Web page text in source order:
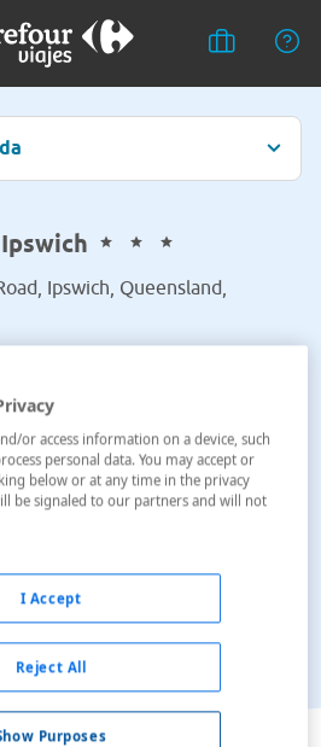
Ipswich, Queensland,
en el mapa
or access information on a device, such
personal data. You may accept or
below or at any time in the privacy
be signaled to our partners and will not
Purposes
Reject All
I Accept